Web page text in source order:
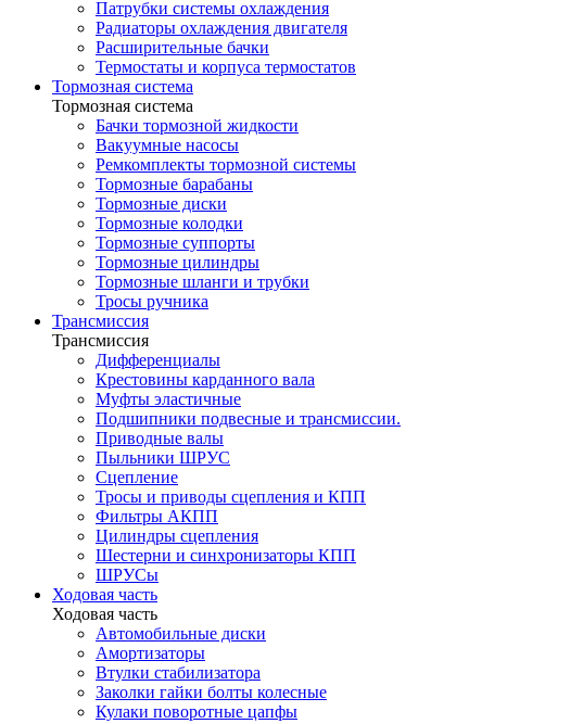
Патрубки системы охлаждения
Радиаторы охлаждения двигателя
Расширительные бачки
Термостаты и корпуса термостатов
Тормозная система
Тормозная система
Бачки тормозной жидкости
Вакуумные насосы
Ремкомплекты тормозной системы
Тормозные барабаны
Тормозные диски
Тормозные колодки
Тормозные суппорты
Тормозные цилиндры
Тормозные шланги и трубки
Тросы ручника
Трансмиссия
Трансмиссия
Дифференциалы
Крестовины карданного вала
Муфты эластичные
Подшипники подвесные и трансмиссии.
Приводные валы
Пыльники ШРУС
Сцепление
Тросы и приводы сцепления и КПП
Фильтры АКПП
Цилиндры сцепления
Шестерни и синхронизаторы КПП
ШРУСы
Ходовая часть
Ходовая часть
Автомобильные диски
Амортизаторы
Втулки стабилизатора
Заколки гайки болты колесные
Кулаки поворотные цапфы